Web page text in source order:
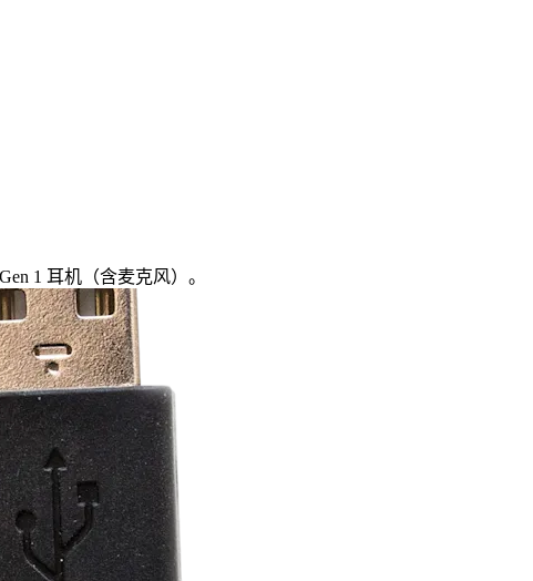
1 耳机（含麦克风）。